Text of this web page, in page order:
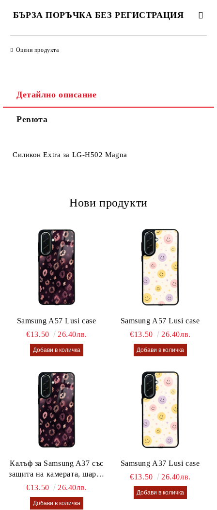
БЪРЗА ПОРЪЧКА БЕЗ РЕГИСТРАЦИЯ
Оцени продукта
Детайлно описание
Ревюта
Силикон Extra за LG-H502 Magna
Нови продукти
Samsung A57 Lusi case
€13.50
26.40лв.
Samsung A57 Lusi case
€13.50
26.40лв.
Калъф за Samsung A37 със
защита на камерата, шарен
калъф Lusi case
€13.50 26.40лв.
Samsung A37 Lusi case
€13.50
26.40лв.